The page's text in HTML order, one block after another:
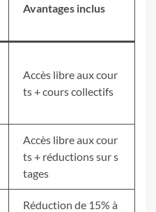
Avantages inclus
Accès libre aux cour
ts + cours collectifs
Accès libre aux cour
ts + réductions sur s
tages
Réduction de 15% à